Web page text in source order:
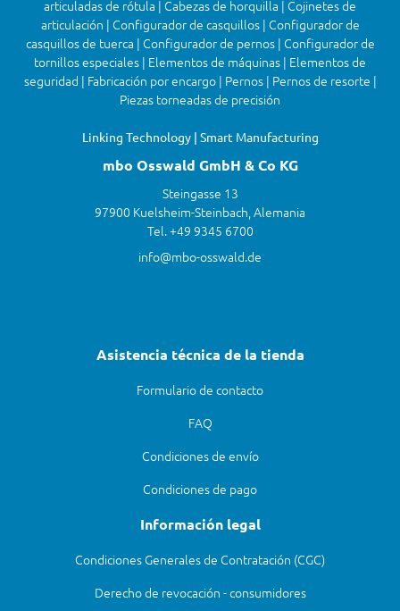
articuladas de rótula | Cabezas de horquilla | Cojinetes de
articulación | Configurador de casquillos | Configurador de
casquillos de tuerca | Configurador de pernos | Configurador de
tornillos especiales | Elementos de máquinas | Elementos de
seguridad | Fabricación por encargo | Pernos | Pernos de resorte |
Piezas torneadas de precisión
Linking Technology | Smart Manufacturing
mbo Osswald GmbH & Co KG
Steingasse 13
97900 Kuelsheim-Steinbach, Alemania
Tel. +49 9345 6700
info@mbo-osswald.de
Asistencia técnica de la tienda
Formulario de contacto
FAQ
Condiciones de envío
Condiciones de pago
Información legal
Condiciones Generales de Contratación (CGC)
Derecho de revocación - consumidores